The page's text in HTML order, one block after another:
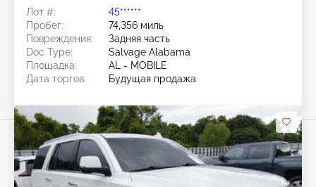
Лот #:
45******
Пробег:
74,356 миль
Повреждения:
Задняя часть
Doc Type:
Salvage Alabama
Площадка:
AL - MOBILE
Дата торгов:
Будущая продажа